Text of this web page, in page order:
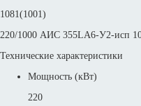
1081(1001)
220/1000 АИС 355LА6-У2-исп
Технические характеристики
Мощность (кВт)
220